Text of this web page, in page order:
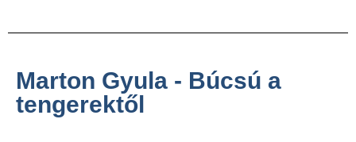
Marton Gyula - Búcsú a
tengerektől